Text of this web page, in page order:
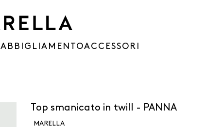
ABBIGLIAMENTOACCESSORI
Top smanicato in twill - PANNA
MARELLA